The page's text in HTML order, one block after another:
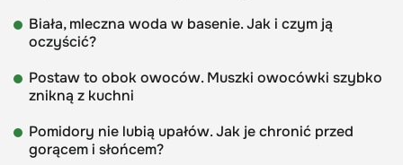
Biała, mleczna woda w basenie. Jak i czym ją
oczyścić?
Postaw to obok owoców. Muszki owocówki szybko
znikną z kuchni
Pomidory nie lubią upałów. Jak je chronić przed
gorącem i słońcem?